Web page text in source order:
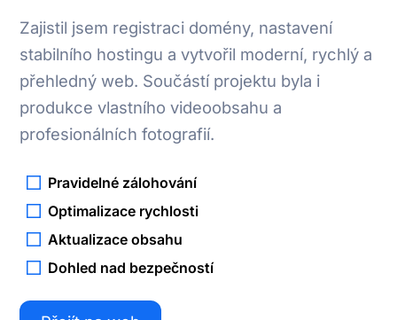
Zajistil jsem registraci domény, nastavení
stabilního hostingu a vytvořil moderní, rychlý a
přehledný web. Součástí projektu byla i
produkce vlastního videoobsahu a
profesionálních fotografií.
Pravidelné zálohování
Optimalizace rychlosti
Aktualizace obsahu
Dohled nad bezpečností